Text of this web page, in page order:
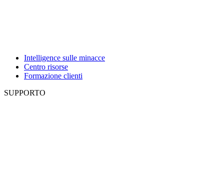
Intelligence sulle minacce
Centro risorse
Formazione clienti
SUPPORTO